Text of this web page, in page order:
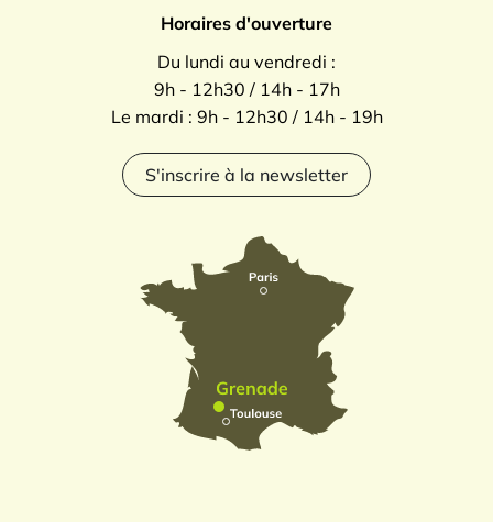
Horaires d'ouverture
Du lundi au vendredi :
9h - 12h30 / 14h - 17h
Le mardi : 9h - 12h30 / 14h - 19h
S'inscrire à la newsletter